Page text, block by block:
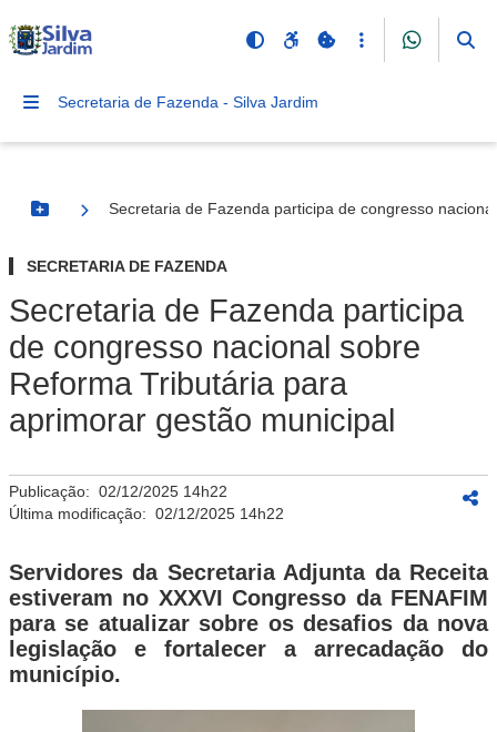
Secretaria de Fazenda - Silva Jardim
Botão Menu
Secretaria de Fazenda participa de congresso
SECRETARIA DE FAZENDA
Secretaria de Fazenda participa
de congresso nacional sobre
Reforma Tributária para
aprimorar gestão municipal
Publicação: 02/12/2025 14h22
Última modificação: 02/12/2025 14h22
Servidores da Secretaria Adjunta da Receita
estiveram no XXXVI Congresso da FENAFIM
para se atualizar sobre os desafios da nova
legislação e fortalecer a arrecadação do
município.